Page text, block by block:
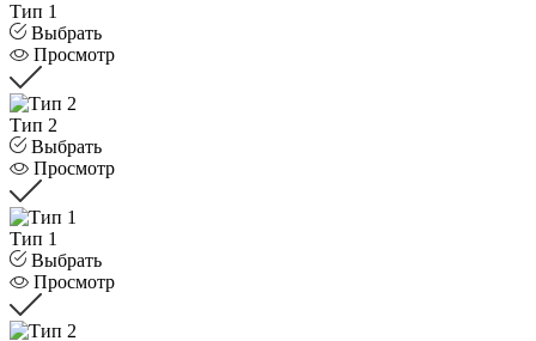
Тип 1
Выбрать
Просмотр
Тип 2
Выбрать
Просмотр
Тип 1
Выбрать
Просмотр